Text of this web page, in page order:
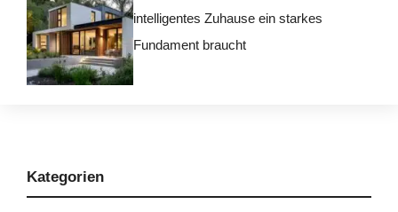
intelligentes Zuhause ein starkes
Fundament braucht
Kategorien